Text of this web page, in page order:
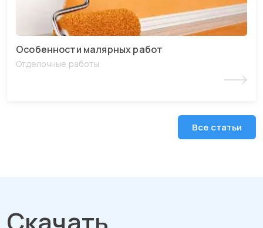
Особенности малярных работ
Отделочные работы
Все статьи